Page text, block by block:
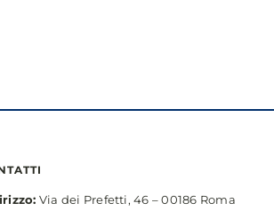
Via dei Prefetti, 46 – 00186 Roma